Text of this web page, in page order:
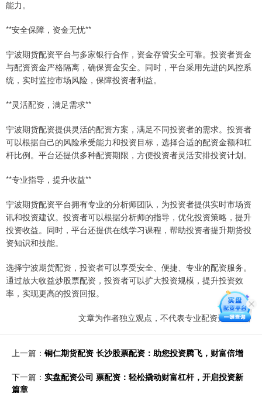
能力。
**安全保障，资金无忧**
宁波期货配资平台与多家银行合作，资金存管安全可靠。投资者资金
与配资资金严格隔离，确保资金安全。同时，平台采用先进的风控系
统，实时监控市场风险，保障投资者利益。
**灵活配资，满足需求**
宁波期货配资提供灵活的配资方案，满足不同投资者的需求。投资者
可以根据自己的风险承受能力和投资目标，选择合适的配资金额和杠
杆比例。平台还提供多种配资期限，方便投资者灵活安排投资计划。
**专业指导，提升收益**
宁波期货配资平台拥有专业的分析师团队，为投资者提供实时市场资
讯和投资建议。投资者可以根据分析师的指导，优化投资策略，提升
投资收益。同时，平台还提供在线学习课程，帮助投资者提升期货投
资知识和技能。
选择宁波期货配资，投资者可以享受安全、便捷、专业的配资服务。
通过放大收益炒股票配资，投资者可以扩大投资规模，提升投资效
率，实现更高的投资回报。
文章为作者独立观点，不代表专业配资开户观点
上一篇： 铜仁期货配资 长沙股票配资：助您投资腾飞，财富倍增
下一篇： 实盘配资公司 票配资：轻松撬动财富杠杆，开启投资新
篇章